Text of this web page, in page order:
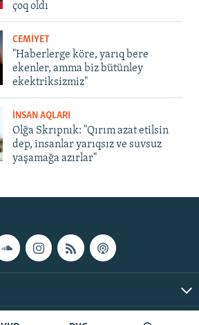
çoq oldı
CEMİYET
"Haberlerge köre, yarıq bere
ekenler, amma biz bütünley
ekektriksizmiz"
İNSAN AQLARI
Olğa Skrıpnık: "Qırım azat etilsin
dep, insanlar yarıqsız ve suvsuz
yaşamağa azırlar"